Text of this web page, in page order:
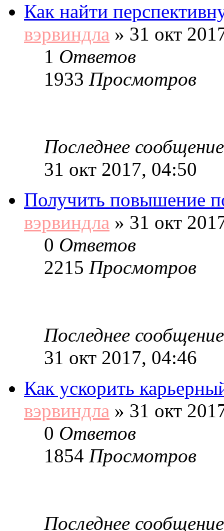
Как найти
вэрвиндла » 31 окт
1 Ответов
1933 Просмотров
Последнее сообщение
31 окт 2017, 04:50
Получить повышение
вэрвиндла » 31 окт
0 Ответов
2215 Просмотров
Последнее сообщение
31 окт 2017, 04:46
Как ускорить
вэрвиндла » 31 окт
0 Ответов
1854 Просмотров
Последнее сообщение